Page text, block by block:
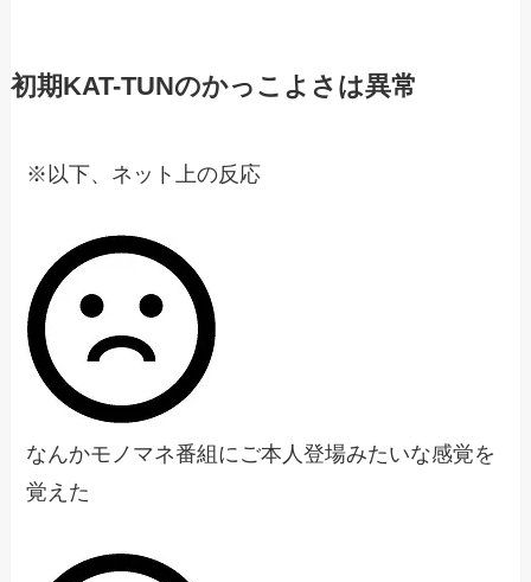
初期KAT-TUNのかっこよさは異常
※以下、ネット上の反応
なんかモノマネ番組にご本人登場みたいな感覚を
覚えた